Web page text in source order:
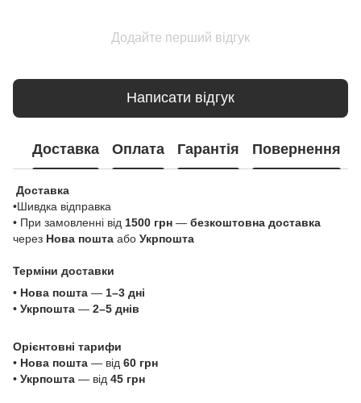
Додайте перший відгук
Написати відгук
Доставка Оплата Гарантія Повернення
Доставка
•Шивдка відправка
• При замовленні від 1500 грн — безкоштовна доставка
через Нова пошта або Укрпошта
Терміни доставки
• Нова пошта — 1–3 дні
• Укрпошта — 2–5 днів
Орієнтовні тарифи
• Нова пошта — від 60 грн
• Укрпошта — від 45 грн